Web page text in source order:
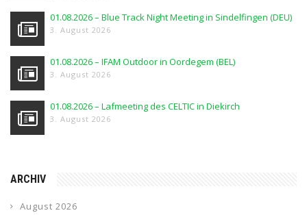
01.08.2026 – Blue Track Night Meeting in Sindelfingen (DEU)
3. August 2026
01.08.2026 – IFAM Outdoor in Oordegem (BEL)
3. August 2026
01.08.2026 – Lafmeeting des CELTIC in Diekirch
3. August 2026
ARCHIV
August 2026